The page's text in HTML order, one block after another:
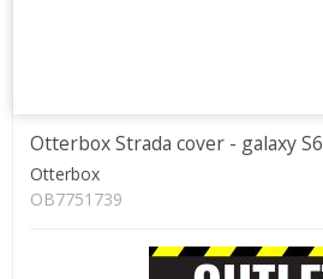
Otterbox Strada cover - galaxy S6
Otterbox
OB7751739